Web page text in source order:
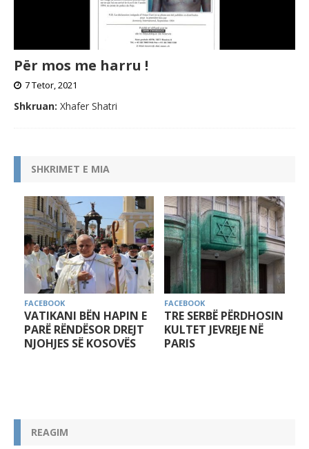
Për mos me harru !
7 Tetor, 2021
Shkruan: Xhafer Shatri
SHKRIMET E MIA
PËRDHOSIN
NË
MOS U DORËZONI!
KRONIKA E
VJEDHUR
REAGIM